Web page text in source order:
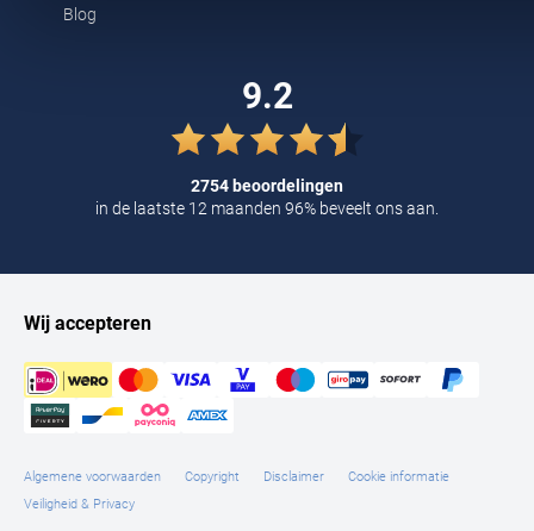
Tommy Hilfiger
William Lockie
Blog
9.2
2754 beoordelingen
in de laatste 12 maanden 96% beveelt ons aan.
Wij accepteren
Algemene voorwaarden Copyright Disclaimer
Cookie informatie
Veiligheid & Privacy